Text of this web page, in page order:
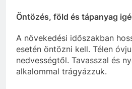
Öntözés, föld és tápanyag
A növekedési időszakban
esetén öntözni kell. Télen
nedvességtől. Tavasszal és
alkalommal trágyázzuk.